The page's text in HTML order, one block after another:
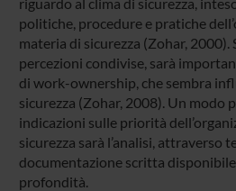
politiche, procedure e pratiche
materia di sicurezza (Zohar, 2000).
percezioni condivise, sarà
di work-ownership, che sembra
sicurezza (Zohar, 2008). Un modo
indicazioni sulle priorità
sicurezza sarà l’analisi, attraverso
documentazione scritta
profondità.